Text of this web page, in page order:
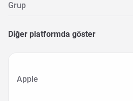
Grup
Diğer platformda göster
Apple